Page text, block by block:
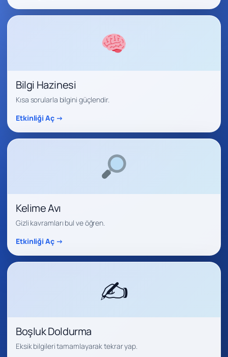
Bilgi Hazinesi
Kısa sorularla bilgini güçlendir.
Etkinliği Aç →
Kelime Avı
Gizli kavramları bul ve öğren.
Etkinliği Aç →
✍️
Boşluk Doldurma
Eksik bilgileri tamamlayarak tekrar yap.